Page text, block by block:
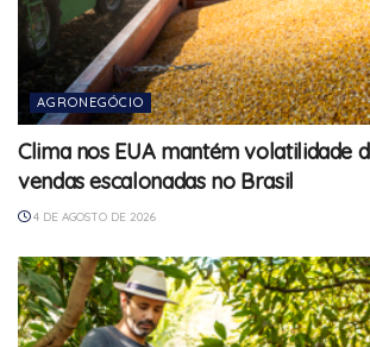
AGRONEGÓCIO
Clima nos EUA mantém volatilidade
vendas escalonadas no Brasil
4 DE AGOSTO DE 2026